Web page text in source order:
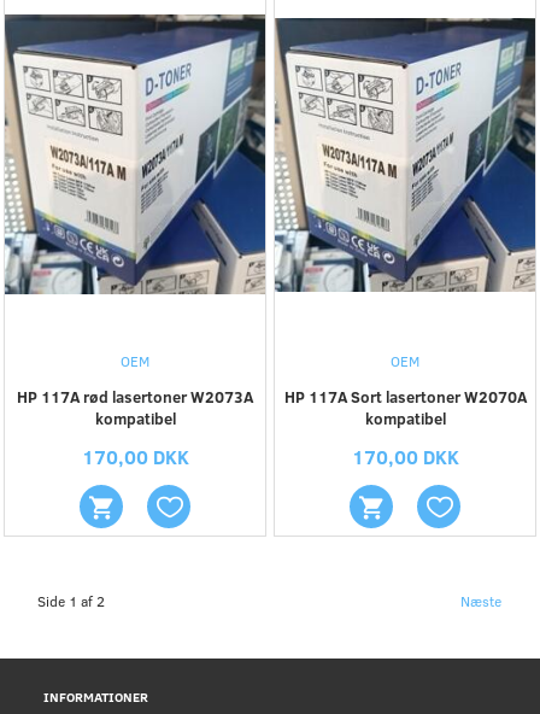
OEM
HP 117A rød lasertoner W2073A
kompatibel
170,00 DKK
OEM
HP 117A Sort lasertoner W2070A
kompatibel
170,00 DKK
Side 1 af 2 Næste
INFORMATIONER